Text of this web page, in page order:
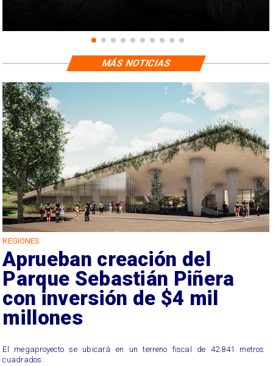
REGIONES
Aprueban creación del
Parque Sebastián Piñera
con inversión de $4 mil
millones
El megaproyecto se ubicará en un terreno fiscal de 42.841 metros
cuadrados.
MÁS NOTICIAS